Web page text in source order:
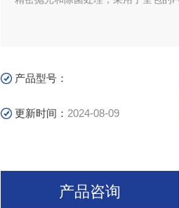
产品型号：
更新时间： 2024-08-09
产品咨询